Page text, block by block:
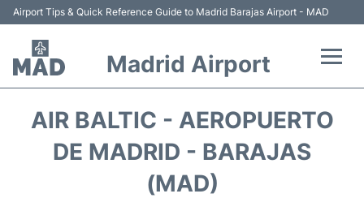
Airport Tips & Quick Reference Guide to Madrid Barajas Airport - MAD
Madrid Airport
Terminales
AIR BALTIC - AEROPUERTO
DE MADRID - BARAJAS
(MAD)